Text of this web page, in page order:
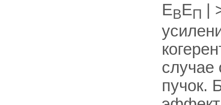
ЕВЕП
|
случае
пучок.